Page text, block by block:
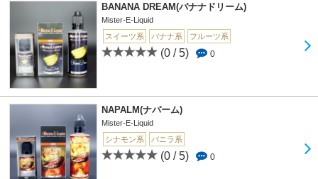
BANANA DREAM(バナナドリーム)
Mister-E-Liquid
スイーツ系
バナナ系 フルーツ系
(0 / 5) 0
NAPALM(ナパーム)
Mister-E-Liquid
シナモン系
バニラ系
(0 / 5) 0